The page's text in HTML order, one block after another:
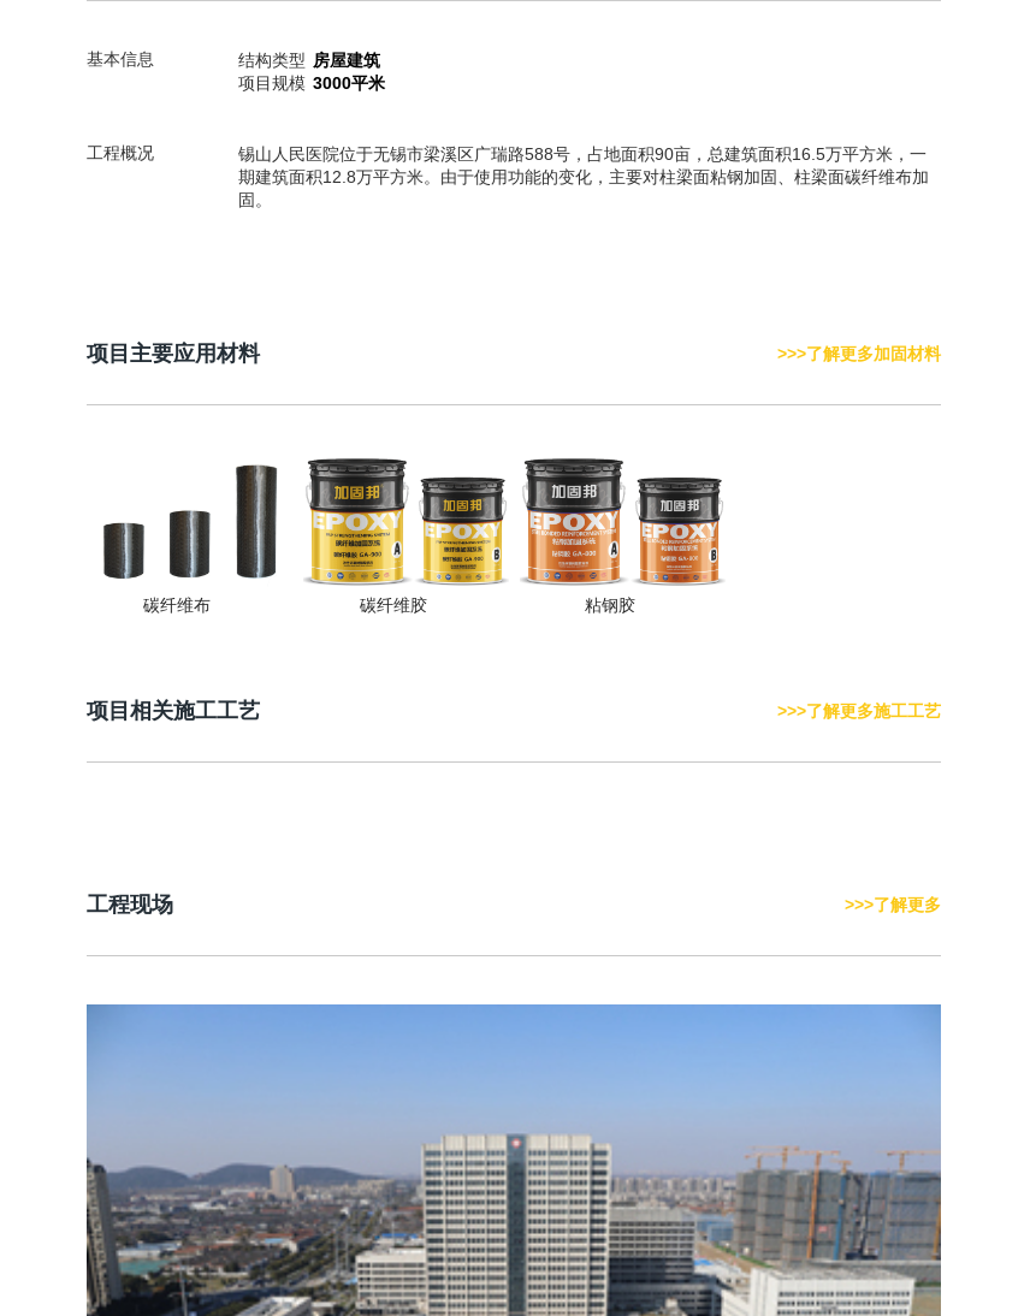
基本信息 结构类型 房屋建筑
项目规模 3000平米
工程概况
锡山人民医院位于无锡市梁溪区广瑞路588号，占地面积90亩，总建筑面积16.5万平方米，一
期建筑面积12.8万平方米。由于使用功能的变化，主要对柱梁面粘钢加固、柱梁面碳纤维布加
固。
项目主要应用材料 >>>了解更多加固材料
碳纤维布 碳纤维胶 粘钢胶
项目相关施工工艺 >>>了解更多施工工艺
工程现场 >>>了解更多